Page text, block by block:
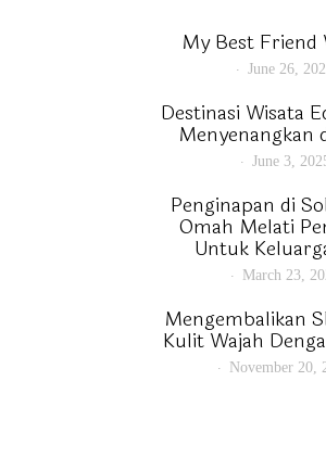
My Best Friend
June 26,
Destinasi Wisata
Menyenangkan
June 3,
Penginapan di
Omah Melati
Untuk
March 23,
Mengembalikan
Kulit Wajah
November 20,